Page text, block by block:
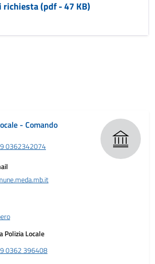
richiesta (pdf - 47 KB)
- Comando
0362342074
Polizia Locale
0362 396408